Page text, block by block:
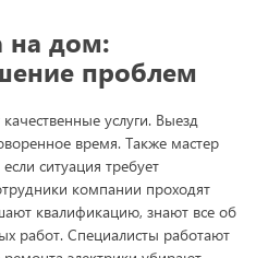
на дом:
проблем
услуги. Выезд
время. Также мастер
ситуация требует
компании проходят
квалификацию, знают все об
работ. Специалисты работают